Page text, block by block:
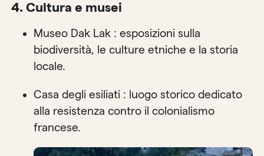
4. Cultura e musei
Museo Dak Lak : esposizioni sulla
biodiversità, le culture etniche e la storia
locale.
Casa degli esiliati : luogo storico dedicato
alla resistenza contro il colonialismo
francese.